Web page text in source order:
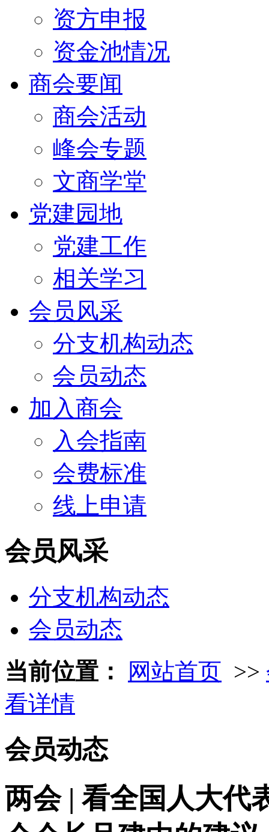
资方申报
资金池情况
商会要闻
商会活动
峰会专题
文商学堂
党建园地
党建工作
相关学习
会员风采
分支机构动态
会员动态
加入商会
入会指南
会费标准
线上申请
会员风采
分支机构动态
会员动态
当前位置：
网站首页 >>
看详情
会员动态
两会 | 看全国人大代